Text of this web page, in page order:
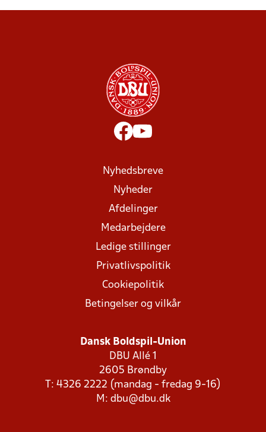
Nyhedsbreve
Nyheder
Afdelinger
Medarbejdere
Ledige stillinger
Privatlivspolitik
Cookiepolitik
Betingelser og vilkår
Dansk Boldspil-Union
DBU Allé 1
2605 Brøndby
T: 4326 2222 (mandag - fredag 9-16)
M: dbu@dbu.dk